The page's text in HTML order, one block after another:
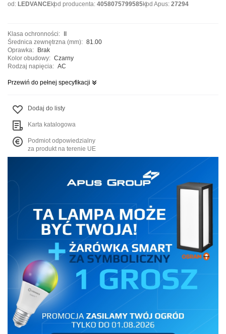
od: LEDVANCEkod producenta: 4058075799585kod Apus: 27294
Klasa ochronności: II
Średnica zewnętrzna (mm): 81.00
Oprawka: Brak
Kolor obudowy: Czarny
Rodzaj napięcia: AC
Przewiń do pełnej specyfikacji
Dodaj do listy
Karta katalogowa
Podmiot odpowiedzialny
za produkt na terenie UE